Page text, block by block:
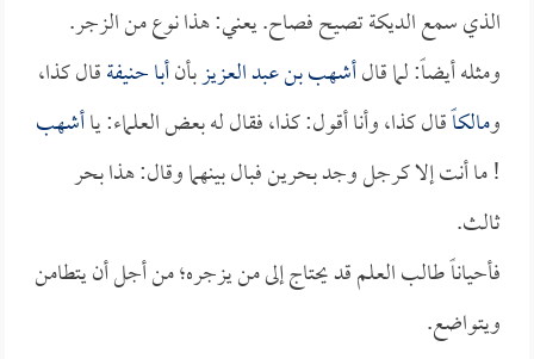
الذي سمع الديكة تصيح فصاح. يعني: هذا نوع من الزجر.
ومثله أيضاً: لما قالأشهب بن عبد العزيزبأنأبا حنيفةقال كذا،
ومالكاًقال كذا، وأنا أقول: كذا، فقال له بعض العلماء: ياأشهب
! ما أنت إلا كرجل وجد بحرين فبال بينهما وقال: هذا بحر
ثالث.
فأحياناً طالب العلم قد يحتاج إلى من يزجره؛ من أجل أن يتطامن
ويتواضع.